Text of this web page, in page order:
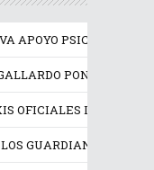
APOYO
PONE EN
OFICIALES
GUARDIANES DE SU